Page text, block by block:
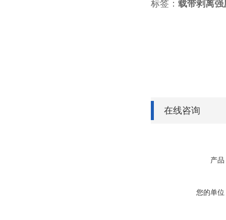
标签： 载带剥离强
在线咨询
产品
您的单位